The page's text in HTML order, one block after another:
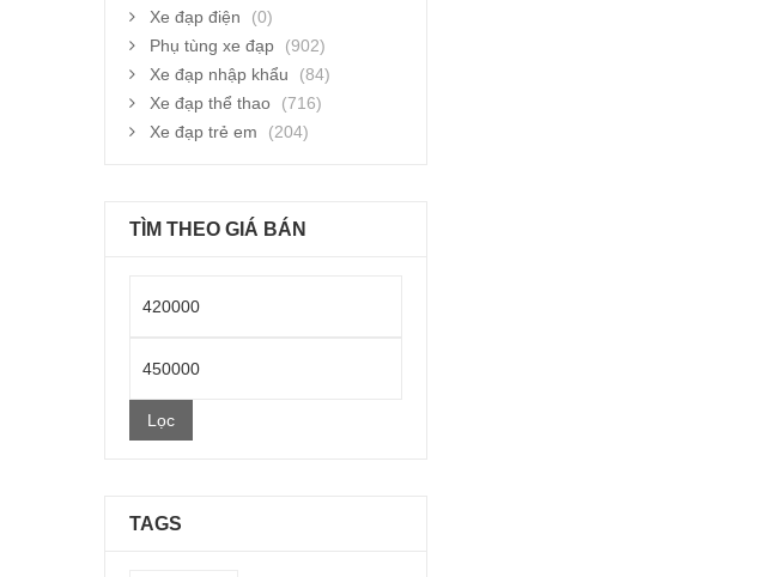
Xe đạp điện
(0)
Phụ tùng xe đạp
(902)
Xe đạp nhập khẩu
(84)
Xe đạp thể thao
(716)
Xe đạp trẻ em
(204)
TÌM THEO GIÁ BÁN
nhất
cao
nhất
Lọc
TAGS